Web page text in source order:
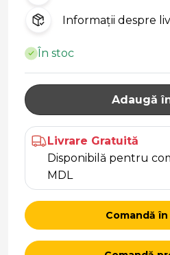
Informații despre
În stoc
Adaugă
Livrare Gratuită
Disponibilă pentru
MDL
Comandă